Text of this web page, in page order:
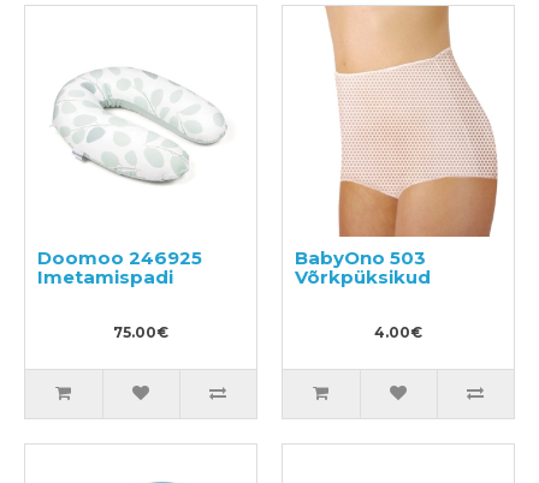
Doomoo 246925
Imetamispadi
75.00€
BabyOno 503
Võrkpüksikud
4.00€